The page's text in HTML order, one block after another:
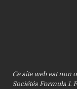
Ce site web est non
Sociétés Formula 1.